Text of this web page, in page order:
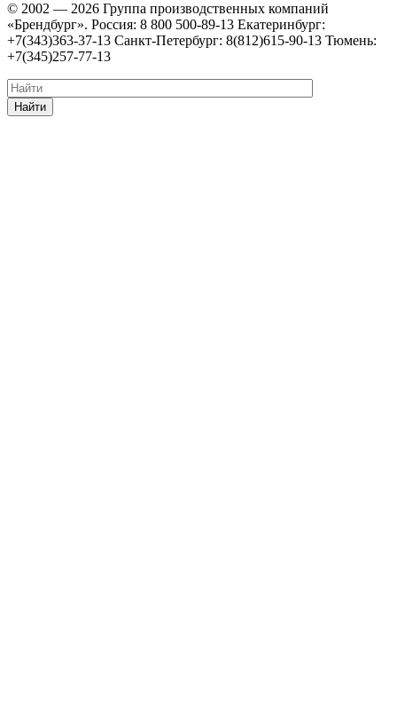
© 2002 — 2026 Группа производственных компаний
«Брендбург». Россия: 8 800 500-89-13 Екатеринбург:
+7(343)363-37-13 Санкт-Петербург: 8(812)615-90-13 Тюмень:
+7(345)257-77-13
Найти